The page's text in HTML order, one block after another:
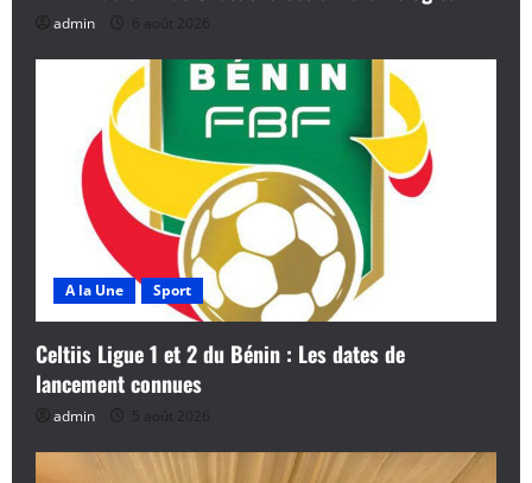
admin 6 août 2026
A la Une Sport
Celtiis Ligue 1 et 2 du Bénin : Les dates de
lancement connues
admin 5 août 2026